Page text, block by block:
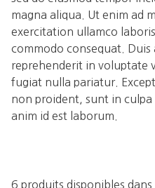
magna aliqua. Ut enim ad
exercitation ullamco
commodo consequat.
reprehenderit in voluptate
fugiat nulla pariatur.
non proident, sunt in
anim id est laborum.
6 produits disponibles